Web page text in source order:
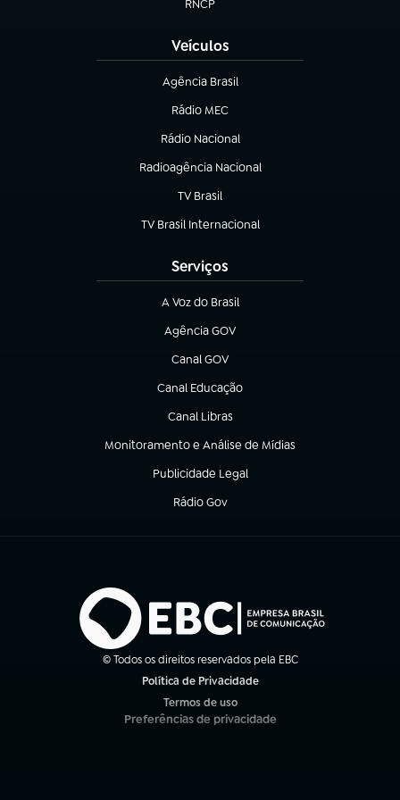
RNCP
(abre em nova aba)
Veículos
Agência Brasil
(abre em nova aba)
Rádio MEC
(abre em nova aba)
Rádio Nacional
Radioagência Nacional
(abre em nova aba)
TV Brasil
(abre em nova aba)
TV Brasil Internacional
(abre em nova aba)
Serviços
A Voz do Brasil
(abre em nova aba)
Agência GOV
(abre em nova aba)
Canal GOV
(abre em nova aba)
Canal Educação
(abre em nova aba)
Canal Libras
(abre em nova aba)
Monitoramento e Análise de Mídias
(abre em nova aba)
Publicidade Legal
(abre em nova aba)
Rádio Gov
(abre em nova aba)
© Todos os direitos reservados pela EBC
Política de Privacidade
Termos de uso
(abre em nova aba)
Preferências de privacidade